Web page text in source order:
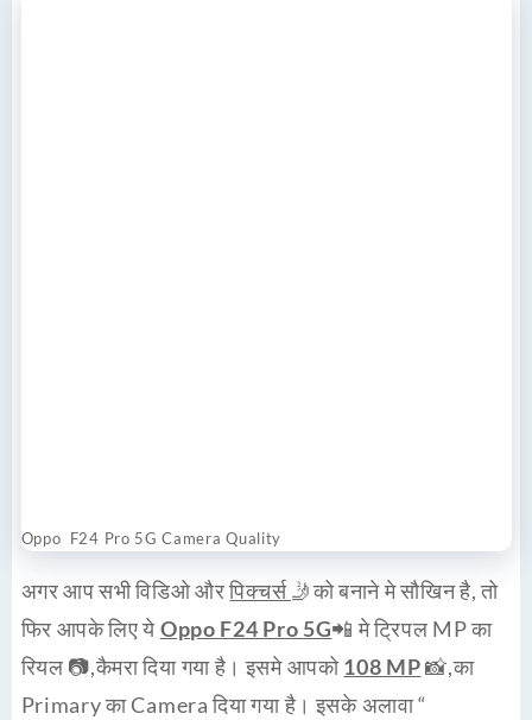
Oppo F24 Pro 5G Camera Quality
अगर आप सभी विडिओ औरपिक्चर्स🤳को बनाने मे सौखिन है, तो
फिर आपके लिए येOppo F24 Pro 5G📲 मे ट्रिपल MP का
रियल 📷,कैमरा दिया गया है। इसमे आपको108 MP📸,का
Primary का Camera दिया गया है। इसके अलावा “